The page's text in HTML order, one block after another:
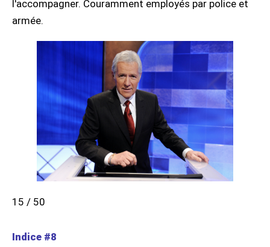
l'accompagner. Couramment employés par police et
armée.
15 / 50
Indice #8